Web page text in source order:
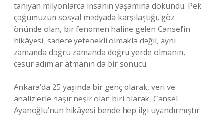
tanıyan milyonlarca insanın yaşamına dokundu. Pek
çoğumuzun sosyal medyada karşılaştığı, göz
önünde olan, bir fenomen haline gelen Cansel’in
hikâyesi, sadece yetenekli olmakla değil, aynı
zamanda doğru zamanda doğru yerde olmanın,
cesur adımlar atmanın da bir sonucu.
Ankara’da 25 yaşında bir genç olarak, veri ve
analizlerle haşır neşir olan biri olarak, Cansel
Ayanoğlu’nun hikâyesi bende hep ilgi uyandırmıştır.